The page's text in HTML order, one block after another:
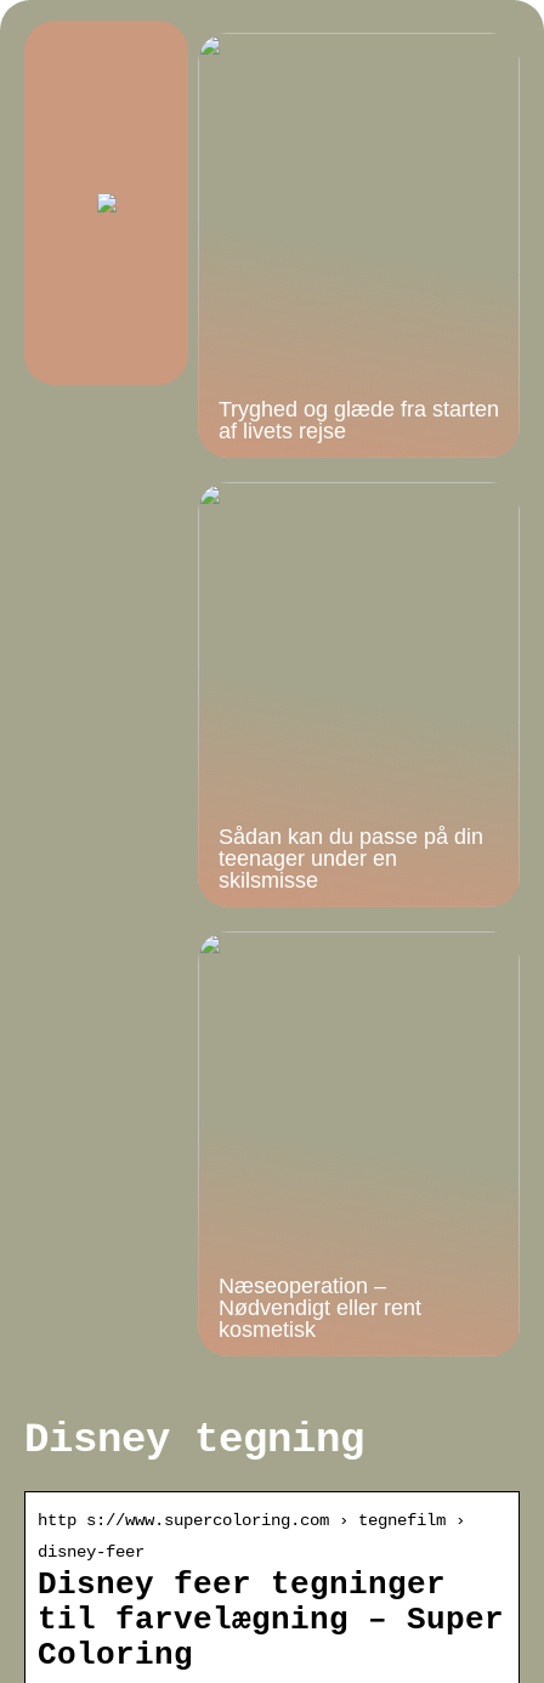
Tryghed og glæde fra starten
af livets rejse
Sådan kan du passe på din
teenager under en
skilsmisse
Næseoperation –
Nødvendigt eller rent
kosmetisk
Disney tegning
http s://www.supercoloring.com › tegnefilm ›
disney-feer
Disney feer tegninger
til farvelægning – Super
Coloring